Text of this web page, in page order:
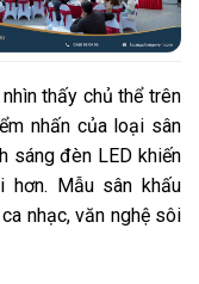
thấy chủ thể trên
nhấn của loại sân
sáng đèn LED khiến
hơn. Mẫu sân khấu
nhạc, văn nghệ sôi